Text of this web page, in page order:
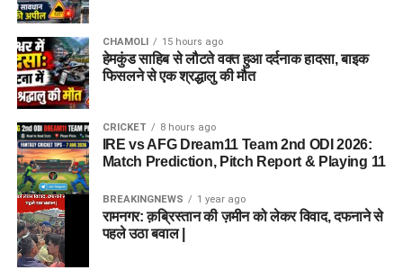
CHAMOLI 15 hours ago
हेमकुंड साहिब से लौटते वक्त हुआ दर्दनाक हादसा, बाइक
फिसलने से एक श्रद्धालु की मौत
CRICKET 8 hours ago
IRE vs AFG Dream11 Team 2nd ODI 2026:
Match Prediction, Pitch Report & Playing 11
BREAKINGNEWS 1 year ago
रामनगर: क़ब्रिस्तान की ज़मीन को लेकर विवाद, दफनाने से
पहले उठा बवाल |